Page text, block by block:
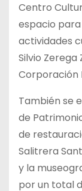
Centro
espacio
actividades
Silvio
Corporación
También se
de
de
Salitrera
y la
por un total